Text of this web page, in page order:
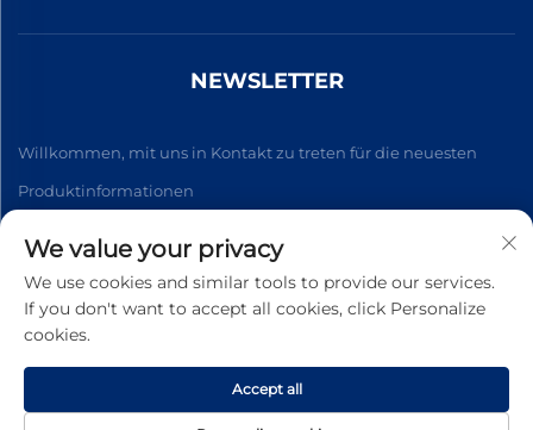
NEWSLETTER
Willkommen, mit uns in Kontakt zu treten für die neuesten
Produktinformationen
Abonnieren
Datenschutzrichtlinie
We value your privacy
We use cookies and similar tools to provide our services.
If you don't want to accept all cookies, click Personalize
cookies.
Accept all